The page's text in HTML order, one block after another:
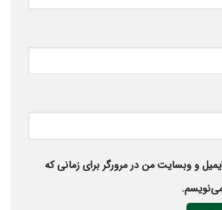
و وبسایت من در مرورگر برای زمانی که